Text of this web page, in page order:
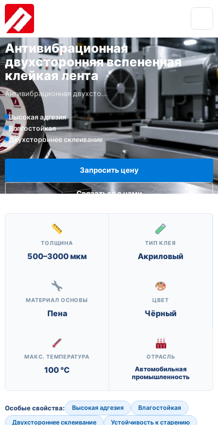
ВСПЕНЕННЫЕ ЛЕНТЫ / ДВУСТОРОННИЕ ЛЕНТЫ
Антивибрационная
двухсторонняя вспененная
клейкая лента
Антивибрационная двухсто...
Высокая адгезия
Влагостойкая
Двухстороннее склеивание
Запросить цену
Связаться с нами
ТОЛЩИНА
500–3000 мкм
ТИП КЛЕЯ
Акриловый
МАТЕРИАЛ ОСНОВЫ
Пена
ЦВЕТ
Чёрный
МАКС. ТЕМПЕРАТУРА
100 °C
ОТРАСЛЬ
Автомобильная
промышленность
Особые свойства: Высокая адгезия
Влагостойкая
Двухстороннее склеивание
Устойчивость к старению